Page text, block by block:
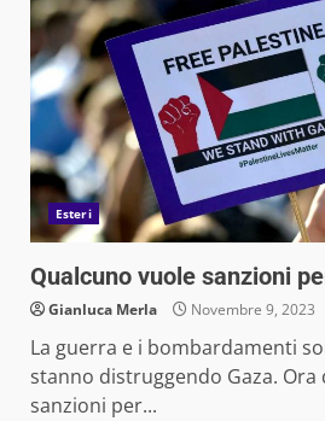
Esteri
Qualcuno vuole sanzioni
Gianluca Merla Novembre 9, 2023
La guerra e i bombardamenti
stanno distruggendo Gaza.
sanzioni per...